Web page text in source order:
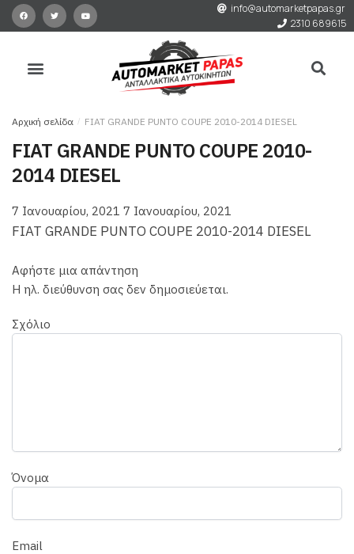
info@automarketpapas.gr
2310 689615
Αρχική σελίδα / FIAT GRANDE PUNTO COUPE 2010-2014 DIESEL
FIAT GRANDE PUNTO COUPE 2010-
2014 DIESEL
7 Ιανουαρίου, 2021 7 Ιανουαρίου, 2021
FIAT GRANDE PUNTO COUPE 2010-2014 DIESEL
Αφήστε μια απάντηση
Η ηλ. διεύθυνση σας δεν δημοσιεύεται.
Σχόλιο
Όνομα
Email